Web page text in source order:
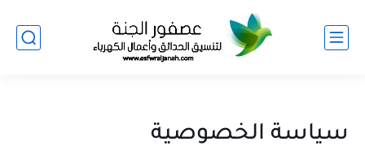
سياسة الخصوصية